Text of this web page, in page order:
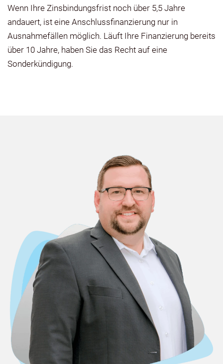
Wenn Ihre Zinsbindungsfrist noch über 5,5 Jahre
andauert, ist eine Anschlussfinanzierung nur in
Ausnahmefällen möglich. Läuft Ihre Finanzierung bereits
über 10 Jahre, haben Sie das Recht auf eine
Sonderkündigung.